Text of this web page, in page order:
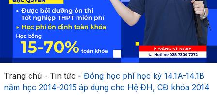
Trang chủ- Tin tức - Đóng học phí học kỳ 14.1A-14.1B
năm học 2014-2015 áp dụng cho Hệ ĐH, CĐ khóa 2014